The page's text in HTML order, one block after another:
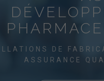
DE
ASSURANCE